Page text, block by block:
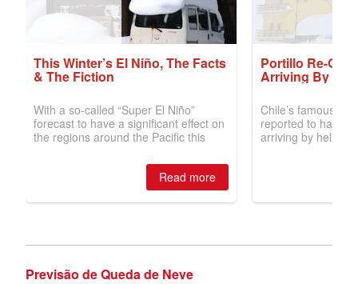
Previsão de Queda de Neve